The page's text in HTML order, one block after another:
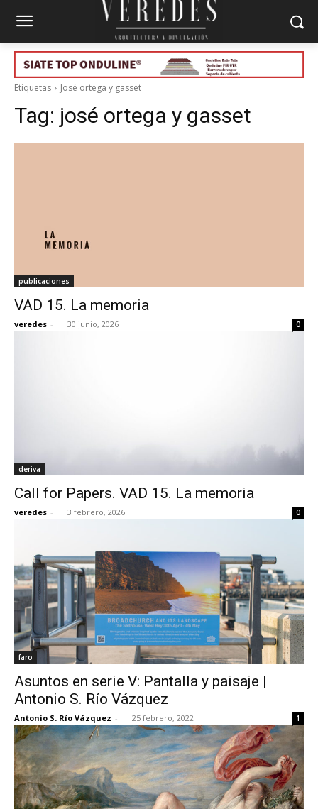
Etiquetas José ortega y gasset
Tag: josé ortega y gasset
publicaciones
VAD 15. La memoria
veredes - 30 junio, 2026 0
deriva
Call for Papers. VAD 15. La memoria
veredes - 3 febrero, 2026 0
faro
Asuntos en serie V: Pantalla y paisaje |
Antonio S. Río Vázquez
Antonio S. Río Vázquez - 25 febrero, 2022 1